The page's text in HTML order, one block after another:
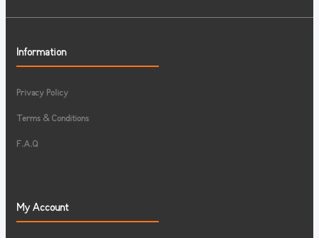
Information
Privacy Policy
Terms & Conditions
F.A.Q
My Account